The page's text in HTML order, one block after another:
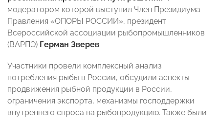
модератором которой выступил Член Президиума
Правления «ОПОРЫ РОССИИ», президент
Всероссийской ассоциации рыбопромышленников
(ВАРПЭ) Герман Зверев.
Участники провели комплексный анализ
потребления рыбы в России, обсудили аспекты
продвижения рыбной продукции в России,
ограничения экспорта, механизмы господдержки
внутреннего спроса на рыбопродукцию. Также были